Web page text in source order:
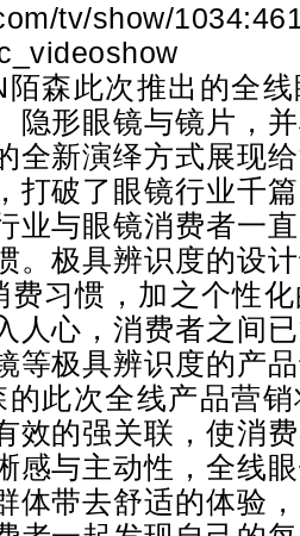
tv/show/
此次推出的全线
隐形眼镜与镜片，
全新演绎方式展现
打破了眼镜行业千
业与眼镜消费者一
。极具辨识度的设
费习惯，加之个性
人心，消费者之间
等极具辨识度的产
的此次全线产品营
效的强关联，使消
感与主动性，全线
体带去舒适的体验